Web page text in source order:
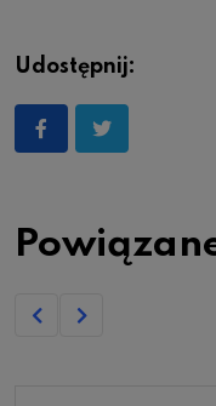
Udostępnij: